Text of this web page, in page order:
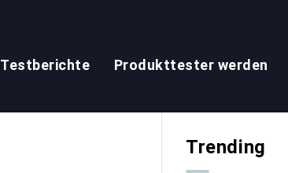
Testberichte Produkttester werden
Trending